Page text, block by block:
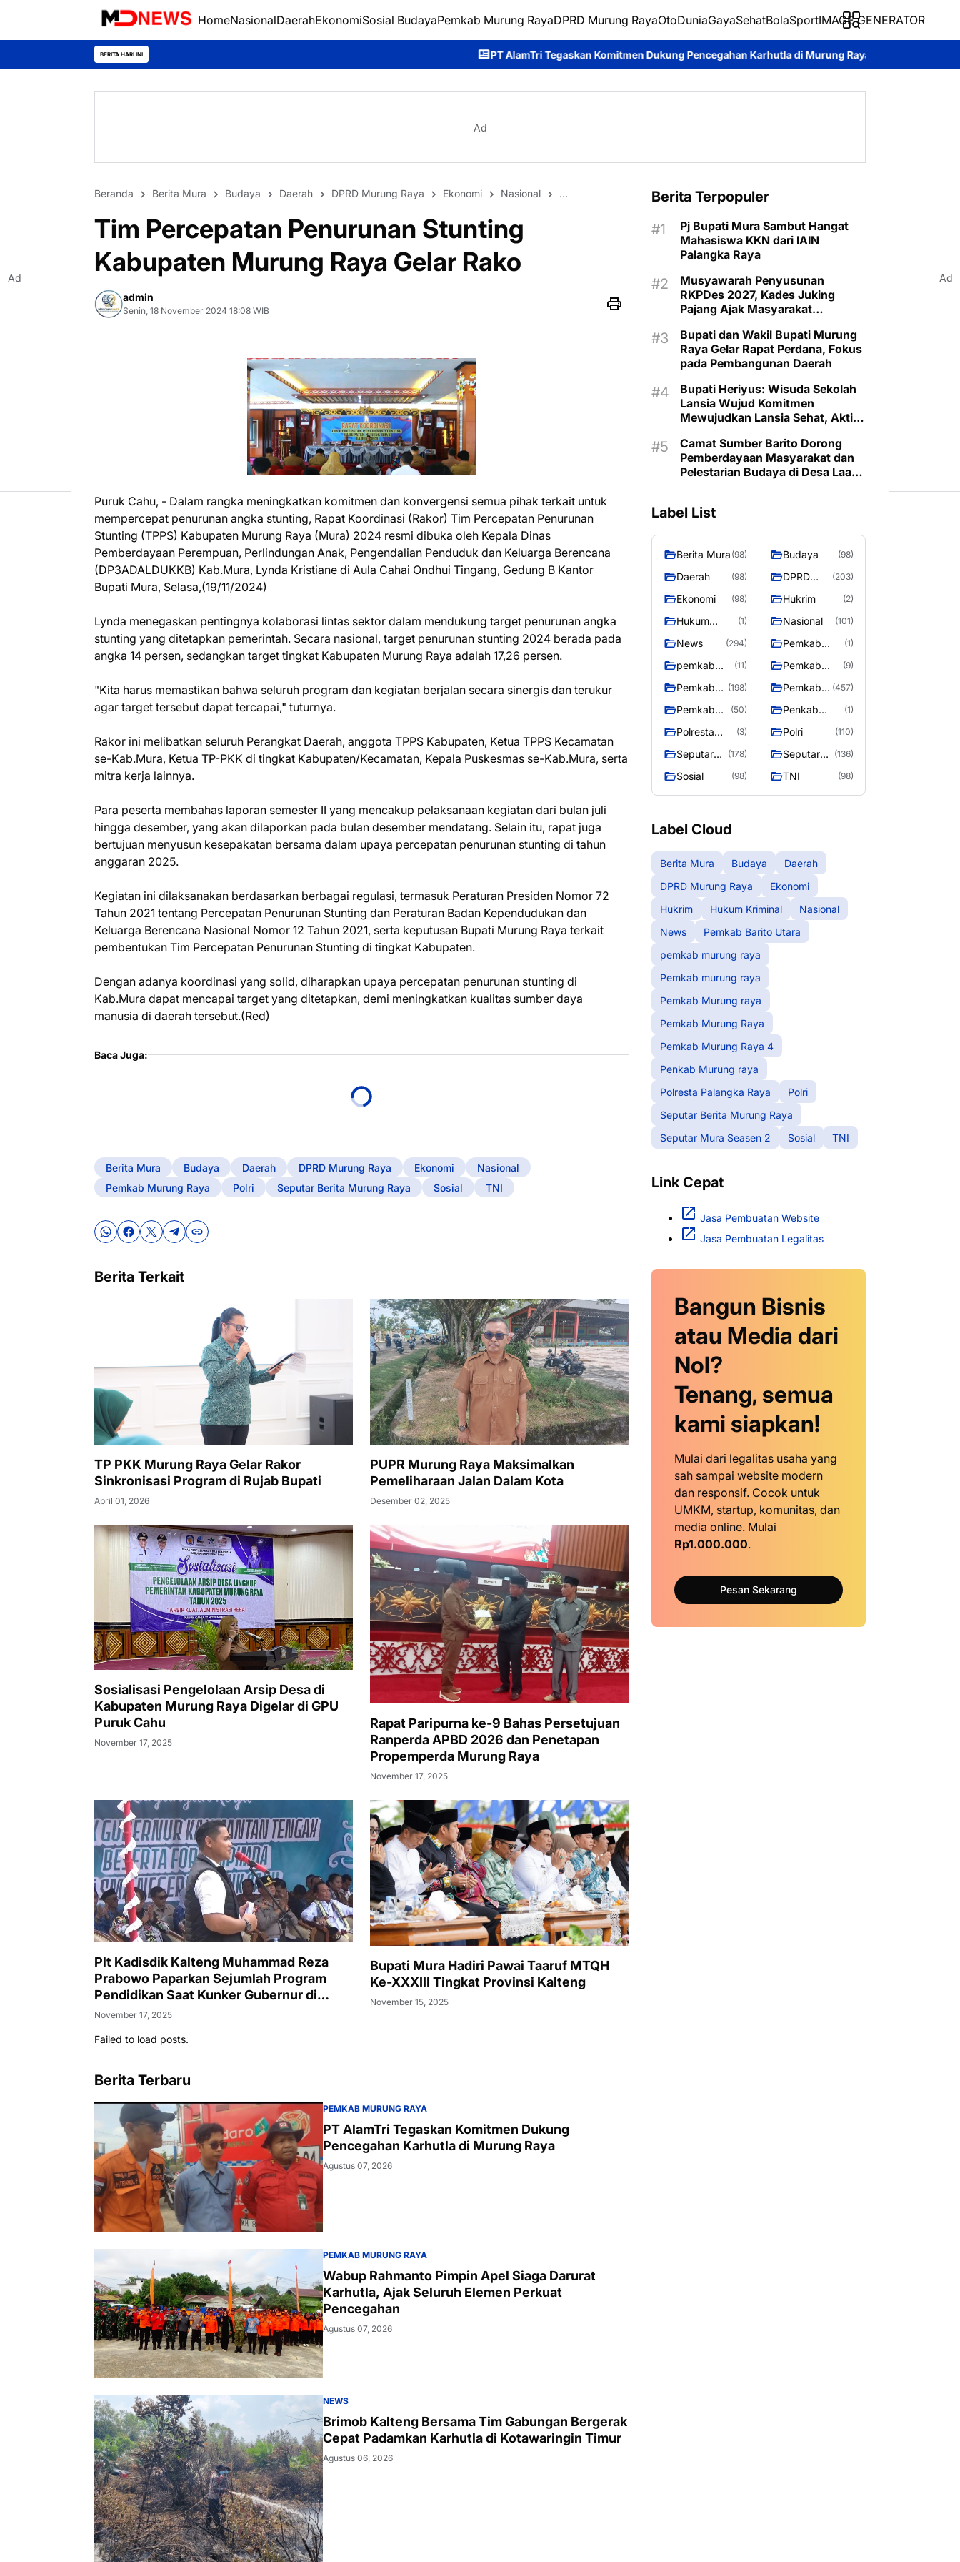
HomeNasionalDaerahEkonomiSosial BudayaPemkab Murung RayaDPRD Murung RayaOtoDuniaGayaSehatBolaSportIMAGE GENERATOR
BERITA HARI INI PT AlamTri Tegaskan Komitmen Dukung Pencegahan Karhutla di Murung Raya Wabup Rahmanto Pimpin Apel Siaga
Ad
Beranda Berita Mura Budaya Daerah DPRD Murung Raya Ekonomi Nasional Pemkab Murung Raya Polri Seputar Berita Murung Raya
Tim Percepatan Penurunan Stunting
Kabupaten Murung Raya Gelar Rako
admin
Senin, 18 November 2024 18:08 WIB
Puruk Cahu, - Dalam rangka meningkatkan komitmen dan konvergensi semua pihak terkait untuk
mempercepat penurunan angka stunting, Rapat Koordinasi (Rakor) Tim Percepatan Penurunan
Stunting (TPPS) Kabupaten Murung Raya (Mura) 2024 resmi dibuka oleh Kepala Dinas
Pemberdayaan Perempuan, Perlindungan Anak, Pengendalian Penduduk dan Keluarga Berencana
(DP3ADALDUKKB) Kab.Mura, Lynda Kristiane di Aula Cahai Ondhui Tingang, Gedung B Kantor
Bupati Mura, Selasa,(19/11/2024)
Lynda menegaskan pentingnya kolaborasi lintas sektor dalam mendukung target penurunan angka
stunting yang ditetapkan pemerintah. Secara nasional, target penurunan stunting 2024 berada pada
angka 14 persen, sedangkan target tingkat Kabupaten Murung Raya adalah 17,26 persen.
"Kita harus memastikan bahwa seluruh program dan kegiatan berjalan secara sinergis dan terukur
agar target tersebut dapat tercapai," tuturnya.
Rakor ini melibatkan seluruh Perangkat Daerah, anggota TPPS Kabupaten, Ketua TPPS Kecamatan
se-Kab.Mura, Ketua TP-PKK di tingkat Kabupaten/Kecamatan, Kepala Puskesmas se-Kab.Mura, serta
mitra kerja lainnya.
Para peserta membahas laporan semester II yang mencakup pelaksanaan kegiatan dari bulan juli
hingga desember, yang akan dilaporkan pada bulan desember mendatang. Selain itu, rapat juga
bertujuan menyusun kesepakatan bersama dalam upaya percepatan penurunan stunting di tahun
anggaran 2025.
Kegiatan ini dilaksanakan berdasarkan berbagai regulasi, termasuk Peraturan Presiden Nomor 72
Tahun 2021 tentang Percepatan Penurunan Stunting dan Peraturan Badan Kependudukan dan
Keluarga Berencana Nasional Nomor 12 Tahun 2021, serta keputusan Bupati Murung Raya terkait
pembentukan Tim Percepatan Penurunan Stunting di tingkat Kabupaten.
Dengan adanya koordinasi yang solid, diharapkan upaya percepatan penurunan stunting di
Kab.Mura dapat mencapai target yang ditetapkan, demi meningkatkan kualitas sumber daya
manusia di daerah tersebut.(Red)
Baca Juga:
Berita Mura Budaya Daerah DPRD Murung Raya Ekonomi
Nasional
Pemkab Murung Raya
Polri Seputar Berita Murung Raya Sosial TNI
Berita Terkait
TP PKK Murung Raya Gelar Rakor
Sinkronisasi Program di Rujab Bupati
April 01, 2026
PUPR Murung Raya Maksimalkan
Pemeliharaan Jalan Dalam Kota
Desember 02, 2025
Sosialisasi Pengelolaan Arsip Desa di
Kabupaten Murung Raya Digelar di GPU
Puruk Cahu
November 17, 2025
Rapat Paripurna ke-9 Bahas Persetujuan
Ranperda APBD 2026 dan Penetapan
Propemperda Murung Raya
November 17, 2025
Plt Kadisdik Kalteng Muhammad Reza
Prabowo Paparkan Sejumlah Program
Pendidikan Saat Kunker Gubernur di
SMAN 1 Puruk Cahu
November 17, 2025
Bupati Mura Hadiri Pawai Taaruf MTQH
Ke-XXXIII Tingkat Provinsi Kalteng
November 15, 2025
Failed to load posts.
Berita Terbaru
PEMKAB MURUNG RAYA
PT AlamTri Tegaskan Komitmen Dukung
Pencegahan Karhutla di Murung Raya
Agustus 07, 2026
PEMKAB MURUNG RAYA
Wabup Rahmanto Pimpin Apel Siaga Darurat
Karhutla, Ajak Seluruh Elemen Perkuat
Pencegahan
Agustus 07, 2026
NEWS
Brimob Kalteng Bersama Tim Gabungan Bergerak
Cepat Padamkan Karhutla di Kotawaringin Timur
Agustus 06, 2026
Berita Terpopuler
Pj Bupati Mura Sambut Hangat
Mahasiswa KKN dari IAIN
Palangka Raya
Musyawarah Penyusunan
RKPDes 2027, Kades Juking
Pajang Ajak Masyarakat
Kebutuhan
Bupati dan Wakil Bupati Murung
Raya Gelar Rapat Perdana, Fokus
pada Pembangunan Daerah
Bupati Heriyus: Wisuda Sekolah
Lansia Wujud Komitmen
Mewujudkan Lansia Sehat, Aktif,
Camat Sumber Barito Dorong
Pemberdayaan Masyarakat dan
Pelestarian Budaya di Desa Laas
Label List
Berita Mura (98) Budaya (98)
Daerah (98)
DPRD
Raya
(203)
Ekonomi (98) Hukrim (2)
Hukum
(1) Nasional (101)
News (294)
Pemkab
(1)
pemkab
raya
(11)
Pemkab
murung raya
(9)
Pemkab
raya
(198)
Pemkab
Raya
(457)
Pemkab
Raya 4
(50)
Penkab
Murung raya
(1)
Polresta
Raya
(3) Polri (110)
Seputar
Murung
Raya
(178)
Seputar
Seasen 2
(136)
Sosial (98) TNI (98)
Label Cloud
Berita Mura Budaya
Daerah
DPRD Murung Raya
Ekonomi
Hukrim
Hukum Kriminal
Nasional
News
Pemkab Barito Utara
pemkab murung raya
Pemkab murung raya
Pemkab Murung raya
Pemkab Murung Raya
Pemkab Murung Raya 4
Penkab Murung raya
Polresta Palangka Raya
Polri
Seputar Berita Murung Raya
Seputar Mura Seasen 2
Sosial TNI
Link Cepat
Jasa Pembuatan Website
Jasa Pembuatan Legalitas
Bangun Bisnis
atau Media dari
Nol?
Tenang, semua
kami siapkan!
Mulai dari legalitas usaha yang
sah sampai website modern
dan responsif. Cocok untuk
UMKM, startup, komunitas, dan
media online. Mulai
Rp1.000.000.
Pesan Sekarang
Ad Ad